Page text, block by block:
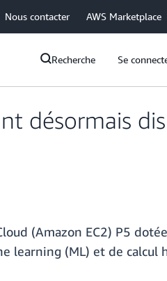
Nous contacter AWS Marketplace
Recherche Se
désormais
(Amazon EC2) P5
learning (ML) et de calcul